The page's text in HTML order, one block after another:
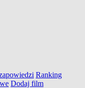
Ranking
Dodaj film